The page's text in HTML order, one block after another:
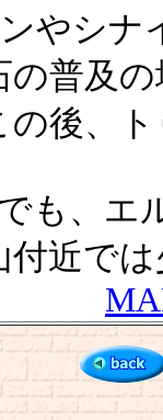
やシナ
の普及
の後、
も、エ
付近で